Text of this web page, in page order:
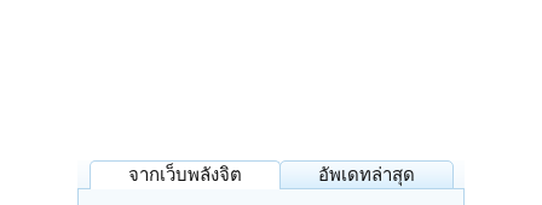
จากเว็บพลังจิต อัพเดทล่าสุด